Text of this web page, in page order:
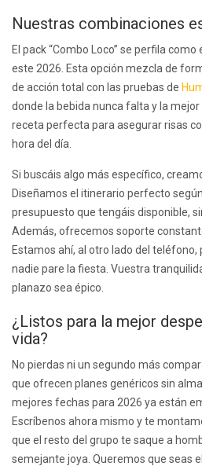
Nuestras combinaciones
El pack “Combo Loco” se perfila
este 2026. Esta opción mezcla de
de acción total con las pruebas de
donde la bebida nunca falta y la
receta perfecta para asegurar risas
hora del día.
Si buscáis algo más específico,
Diseñamos el itinerario perfecto
presupuesto que tengáis disponible,
Además, ofrecemos soporte
Estamos ahí, al otro lado del teléfono,
nadie pare la fiesta. Vuestra
planazo sea épico.
¿Listos para la mejor
vida?
No pierdas ni un segundo más
que ofrecen planes genéricos sin
mejores fechas para 2026 ya están
Escríbenos ahora mismo y te
que el resto del grupo te saque a
semejante joya. Queremos que seas